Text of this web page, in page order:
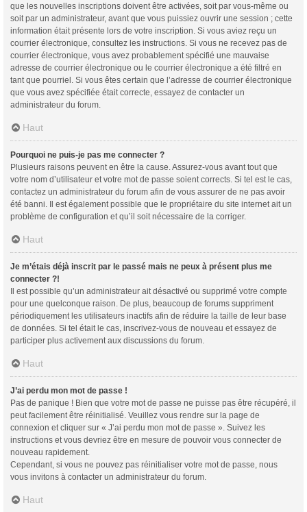
que les nouvelles inscriptions doivent être activées, soit par vous-même ou
soit par un administrateur, avant que vous puissiez ouvrir une session ; cette
information était présente lors de votre inscription. Si vous aviez reçu un
courrier électronique, consultez les instructions. Si vous ne recevez pas de
courrier électronique, vous avez probablement spécifié une mauvaise
adresse de courrier électronique ou le courrier électronique a été filtré en
tant que pourriel. Si vous êtes certain que l’adresse de courrier électronique
que vous avez spécifiée était correcte, essayez de contacter un
administrateur du forum.
Haut
Pourquoi ne puis-je pas me connecter ?
Plusieurs raisons peuvent en être la cause. Assurez-vous avant tout que
votre nom d’utilisateur et votre mot de passe soient corrects. Si tel est le cas,
contactez un administrateur du forum afin de vous assurer de ne pas avoir
été banni. Il est également possible que le propriétaire du site internet ait un
problème de configuration et qu’il soit nécessaire de la corriger.
Haut
Je m’étais déjà inscrit par le passé mais ne peux à présent plus me
connecter ?!
Il est possible qu’un administrateur ait désactivé ou supprimé votre compte
pour une quelconque raison. De plus, beaucoup de forums suppriment
périodiquement les utilisateurs inactifs afin de réduire la taille de leur base
de données. Si tel était le cas, inscrivez-vous de nouveau et essayez de
participer plus activement aux discussions du forum.
Haut
J’ai perdu mon mot de passe !
Pas de panique ! Bien que votre mot de passe ne puisse pas être récupéré, il
peut facilement être réinitialisé. Veuillez vous rendre sur la page de
connexion et cliquer sur « J’ai perdu mon mot de passe ». Suivez les
instructions et vous devriez être en mesure de pouvoir vous connecter de
nouveau rapidement.
Cependant, si vous ne pouvez pas réinitialiser votre mot de passe, nous
vous invitons à contacter un administrateur du forum.
Haut